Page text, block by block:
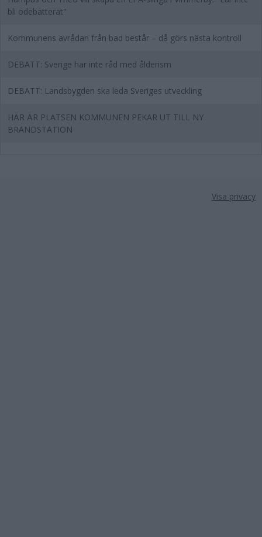
bli odebatterat"
Kommunens avrådan från bad består – då görs nästa kontroll
DEBATT: Sverige har inte råd med ålderism
DEBATT: Landsbygden ska leda Sveriges utveckling
HÄR ÄR PLATSEN KOMMUNEN PEKAR UT TILL NY
BRANDSTATION
Visa privacy